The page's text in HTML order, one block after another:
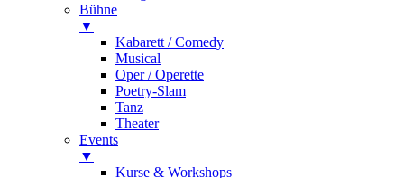
Bühne
▼
Kabarett / Comedy
Musical
Oper / Operette
Poetry-Slam
Tanz
Theater
Events
▼
Kurse & Workshops